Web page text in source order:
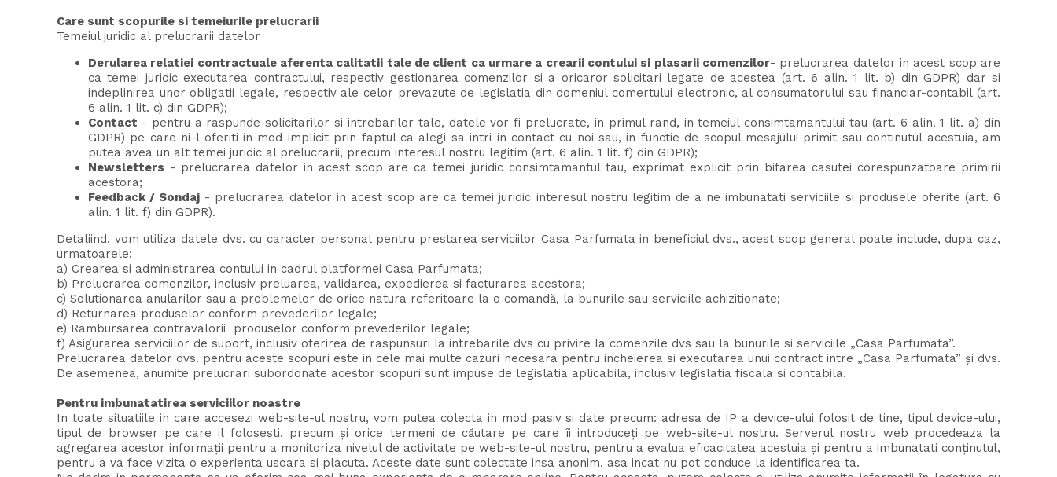
Care sunt scopurile si temeiurile prelucrarii
Temeiul juridic al prelucrarii datelor
Derularea relatiei contractuale aferenta calitatii tale de client ca urmare a crearii contului si plasarii comenzilor- prelucrarea datelor in acest scop are
ca temei juridic executarea contractului, respectiv gestionarea comenzilor si a oricaror solicitari legate de acestea (art. 6 alin. 1 lit. b) din GDPR) dar si
indeplinirea unor obligatii legale, respectiv ale celor prevazute de legislatia din domeniul comertului electronic, al consumatorului sau financiar-contabil (art.
6 alin. 1 lit. c) din GDPR);
Contact - pentru a raspunde solicitarilor si intrebarilor tale, datele vor fi prelucrate, in primul rand, in temeiul consimtamantului tau (art. 6 alin. 1 lit. a) din
GDPR) pe care ni-l oferiti in mod implicit prin faptul ca alegi sa intri in contact cu noi sau, in functie de scopul mesajului primit sau continutul acestuia, am
putea avea un alt temei juridic al prelucrarii, precum interesul nostru legitim (art. 6 alin. 1 lit. f) din GDPR);
Newsletters - prelucrarea datelor in acest scop are ca temei juridic consimtamantul tau, exprimat explicit prin bifarea casutei corespunzatoare primirii
acestora;
Feedback / Sondaj - prelucrarea datelor in acest scop are ca temei juridic interesul nostru legitim de a ne imbunatati serviciile si produsele oferite (art. 6
alin. 1 lit. f) din GDPR).
Detaliind. vom utiliza datele dvs. cu caracter personal pentru prestarea serviciilor Casa Parfumata in beneficiul dvs., acest scop general poate include, dupa caz,
urmatoarele:
a) Crearea si administrarea contului in cadrul platformei Casa Parfumata;
b) Prelucrarea comenzilor, inclusiv preluarea, validarea, expedierea si facturarea acestora;
c) Solutionarea anularilor sau a problemelor de orice natura referitoare la o comandă, la bunurile sau serviciile achizitionate;
d) Returnarea produselor conform prevederilor legale;
e) Rambursarea contravalorii produselor conform prevederilor legale;
f) Asigurarea serviciilor de suport, inclusiv oferirea de raspunsuri la intrebarile dvs cu privire la comenzile dvs sau la bunurile si serviciile „Casa Parfumata”.
Prelucrarea datelor dvs. pentru aceste scopuri este in cele mai multe cazuri necesara pentru incheierea si executarea unui contract intre „Casa Parfumata” și dvs.
De asemenea, anumite prelucrari subordonate acestor scopuri sunt impuse de legislatia aplicabila, inclusiv legislatia fiscala si contabila.
Pentru imbunatatirea serviciilor noastre
In toate situatiile in care accesezi web-site-ul nostru, vom putea colecta in mod pasiv si date precum: adresa de IP a device-ului folosit de tine, tipul device-ului,
tipul de browser pe care il folosesti, precum și orice termeni de căutare pe care îi introduceți pe web-site-ul nostru. Serverul nostru web procedeaza la
agregarea acestor informații pentru a monitoriza nivelul de activitate pe web-site-ul nostru, pentru a evalua eficacitatea acestuia și pentru a imbunatati conținutul,
pentru a va face vizita o experienta usoara si placuta. Aceste date sunt colectate insa anonim, asa incat nu pot conduce la identificarea ta.